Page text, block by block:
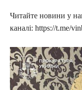
Читайте новини у
каналі: https://t.me/